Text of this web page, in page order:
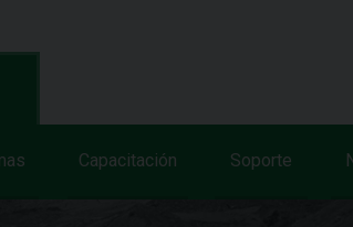
Capacitación Soporte